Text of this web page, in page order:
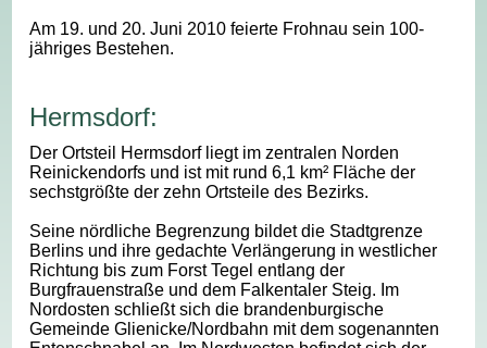
Am 19. und 20. Juni 2010 feierte Frohnau sein 100-
jähriges Bestehen.
Hermsdorf:
Der Ortsteil Hermsdorf liegt im zentralen Norden
Reinickendorfs und ist mit rund 6,1 km² Fläche der
sechstgrößte der zehn Ortsteile des Bezirks.
Seine nördliche Begrenzung bildet die Stadtgrenze
Berlins und ihre gedachte Verlängerung in westlicher
Richtung bis zum Forst Tegel entlang der
Burgfrauenstraße und dem Falkentaler Steig. Im
Nordosten schließt sich die brandenburgische
Gemeinde Glienicke/Nordbahn mit dem sogenannten